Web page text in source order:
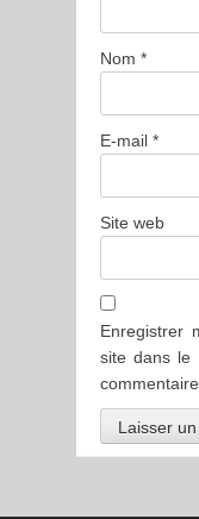
Nom *
E-mail *
Site web
Enregistrer
site dans le
commentaire.